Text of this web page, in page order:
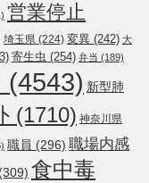
営業停止
埼玉県 (224) 変異 (242) 大
寄生虫 (254) 弁当 (189)
(4543) 新型肺
(1710) 神奈川県
職員 (296) 職場内感
(309) 食中毒